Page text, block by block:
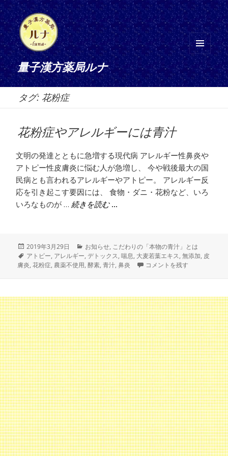
量子漢方薬局ルナ
メニ
ュー
とウ
タグ: 花粉症
花粉症やアレルギーには青汁
文明の発達とともに急増する現代病 アレルギー性鼻炎や
アトピー性皮膚炎に悩む人が急増し、 今や戦後最大の国
民病とも言われるアレルギーやアトピー。 アレルギー反
応を引き起こす要因には、 食物・ダニ・花粉など、いろ
いろなものが …続きを読む
投
稿
日:
2019年3月29日
カ
テ
ゴ
お知らせ, こだわりの「本物の青汁」とは
タ
グ
アトピー, アレルギー,デトックス,喘息, 大麦若葉エキス,無添加, 皮
膚炎,花粉症, 農薬不使用,酵素,青汁,鼻炎 花粉症やアレルギーには青汁
コメントを残す